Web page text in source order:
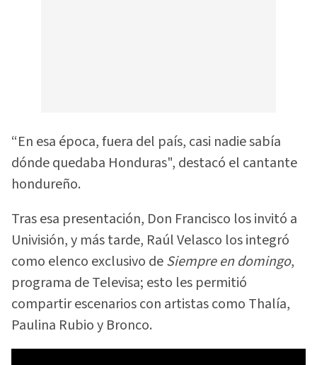
“En esa época, fuera del país, casi nadie sabía
dónde quedaba Honduras", destacó el cantante
hondureño.
Tras esa presentación, Don Francisco los invitó a
Univisión, y más tarde, Raúl Velasco los integró
como elenco exclusivo deSiempre en domingo,
programa de Televisa; esto les permitió
compartir escenarios con artistas como Thalía,
Paulina Rubio y Bronco.